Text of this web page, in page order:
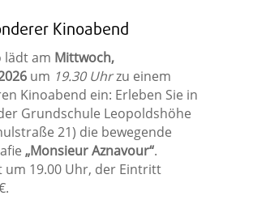
Kinoabend
lädt am Mittwoch,
um 19.30 Uhrzu einem
Kinoabend ein: Erleben Sie in
Grundschule Leopoldshöhe
21) die bewegende
„Monsieur Aznavour“.
um 19.00 Uhr, der Eintritt